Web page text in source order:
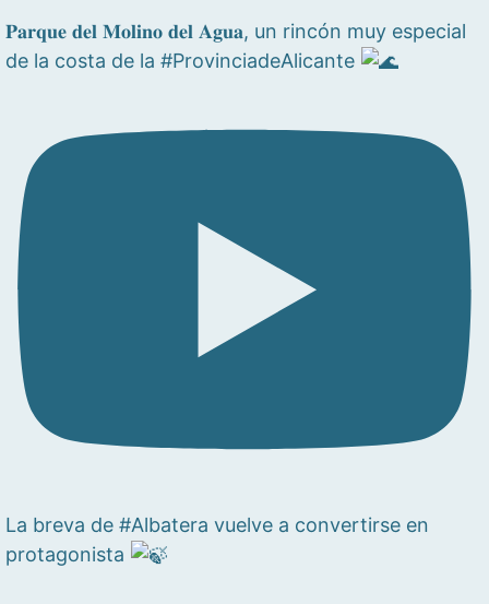
𝐏𝐚𝐫𝐪𝐮𝐞 𝐝𝐞𝐥 𝐌𝐨𝐥𝐢𝐧𝐨 𝐝𝐞𝐥 𝐀𝐠𝐮𝐚, un rincón muy especial
de la costa de la #ProvinciadeAlicante
La breva de #Albatera vuelve a convertirse en
protagonista